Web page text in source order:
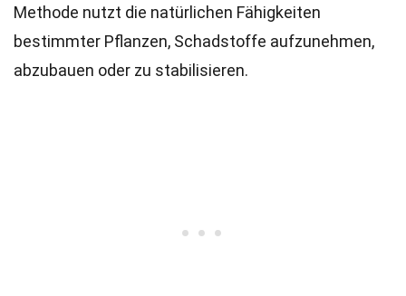
Methode nutzt die natürlichen Fähigkeiten
bestimmter Pflanzen, Schadstoffe aufzunehmen,
abzubauen oder zu stabilisieren.